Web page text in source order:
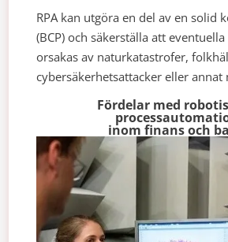
RPA kan utgöra en del av en solid
(BCP) och säkerställa att
orsakas av naturkatastrofer,
cybersäkerhetsattacker eller annat
Fördelar med
inom finans och